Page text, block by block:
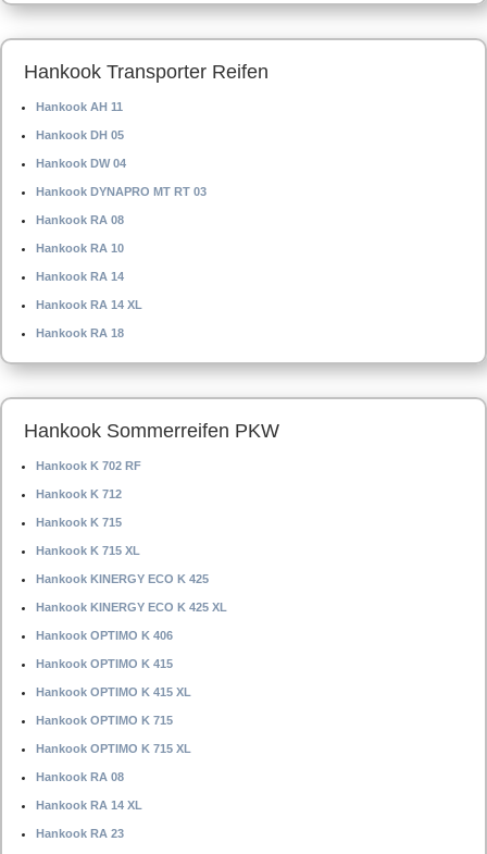
Hankook Transporter Reifen
Hankook AH 11
Hankook DH 05
Hankook DW 04
Hankook DYNAPRO MT RT 03
Hankook RA 08
Hankook RA 10
Hankook RA 14
Hankook RA 14 XL
Hankook RA 18
Hankook Sommerreifen PKW
Hankook K 702 RF
Hankook K 712
Hankook K 715
Hankook K 715 XL
Hankook KINERGY ECO K 425
Hankook KINERGY ECO K 425 XL
Hankook OPTIMO K 406
Hankook OPTIMO K 415
Hankook OPTIMO K 415 XL
Hankook OPTIMO K 715
Hankook OPTIMO K 715 XL
Hankook RA 08
Hankook RA 14 XL
Hankook RA 23